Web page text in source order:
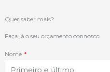
b
o
e
d g a
Quer saber mais?
Faça já o seu orçamento connosco.
Nome